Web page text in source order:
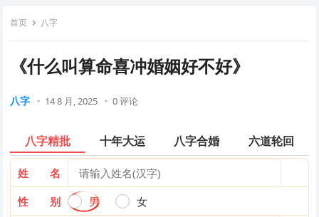
首页 八字
《什么叫算命喜冲婚姻好不好》
八字 14 8 月, 2025 0 评论
八字精批 十年大运 八字合婚 六道轮回
姓 名
性 别
男
女